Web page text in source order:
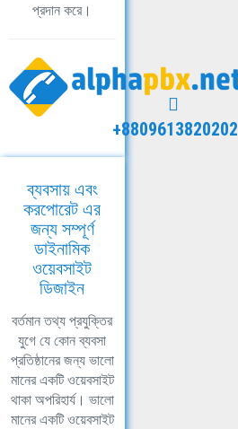
প্রদান করে।
+8809613820202
ব্যবসায় এবং
করপোরেট এর
জন্য সম্পূর্ণ
ডাইনামিক
ওয়েবসাইট
ডিজাইন
বর্তমান তথ্য প্রযুক্তির
যুগে যে কোন ব্যবসা
প্রতিষ্ঠানের জন্য ভালো
মানের একটি ওয়েবসাইট
থাকা অপরিহার্য। ভালো
মানের একটি ওয়েবসাইট